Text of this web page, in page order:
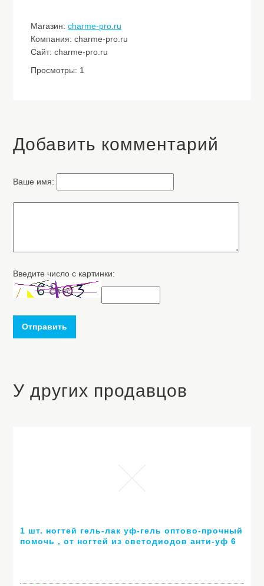
Магазин:charme-pro.ru
Компания: charme-pro.ru
Сайт: charme-pro.ru
Просмотры: 1
Добавить комментарий
Ваше имя:
Введите число с картинки:
Отправить
У других продавцов
1 шт. ногтей гель-лак уф-гель оптово-прочный
помочь , от ногтей из светодиодов анти-уф 6